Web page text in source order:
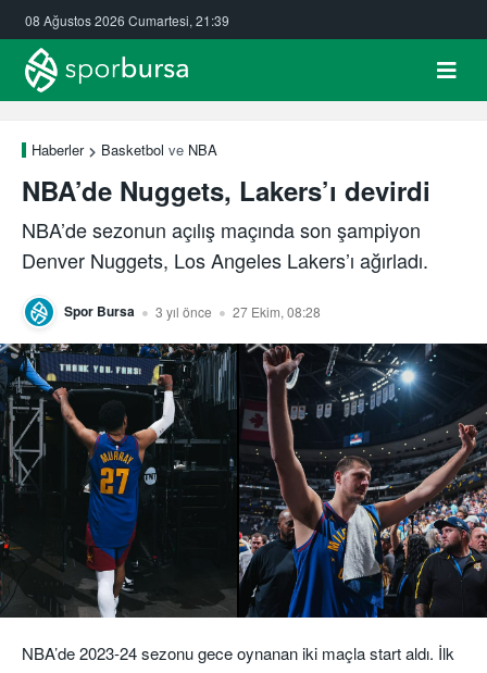
08 Ağustos 2026 Cumartesi, 21:39
Haberler Basketbol ve NBA
NBA’de Nuggets, Lakers’ı devirdi
NBA’de sezonun açılış maçında son şampiyon
Denver Nuggets, Los Angeles Lakers’ı ağırladı.
Spor Bursa 3 yıl önce 27 Ekim, 08:28
NBA’de 2023-24 sezonu gece oynanan iki maçla start aldı. İlk